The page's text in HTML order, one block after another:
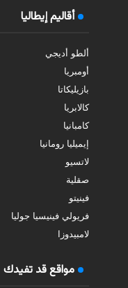
أقاليم إيطاليا
ألطو أديجي
أومبريا
بازيليكاتا
كالابريا
كامبانيا
إيميليا رومانيا
لاتسيو
صقلية
فينيتو
فريولي فينيسيا جوليا
لامبيدوزا
مواقع قد تفيدك